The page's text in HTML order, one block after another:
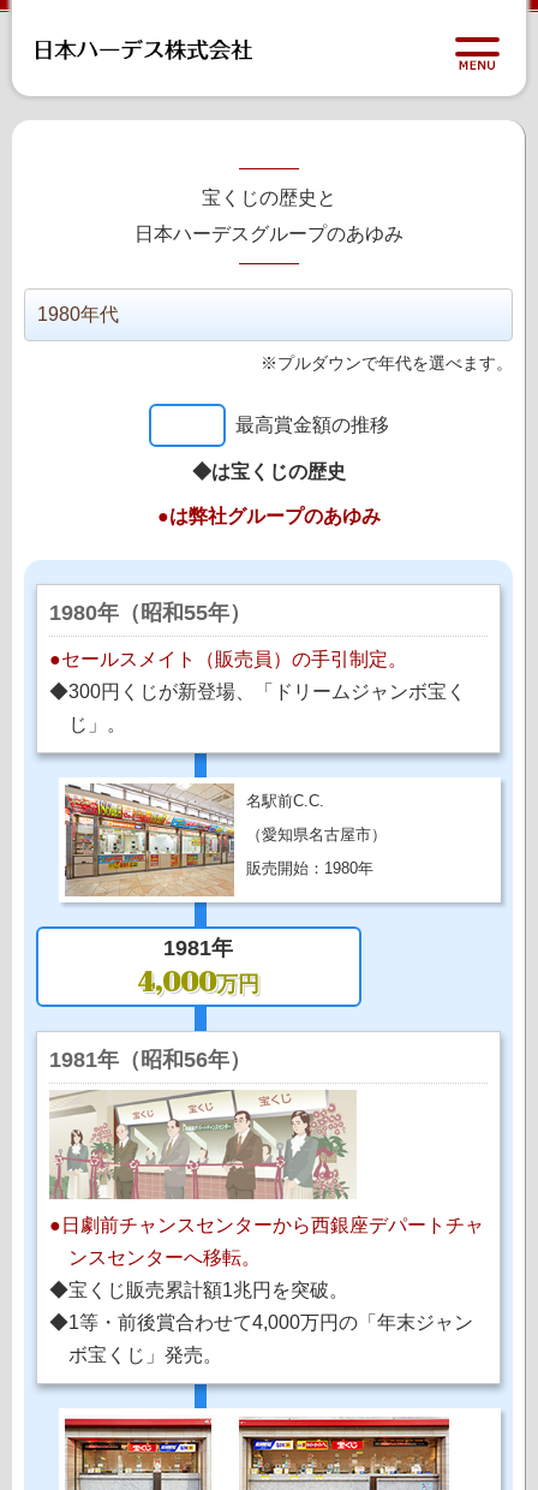
宝くじの歴史と
日本ハーデスグループのあゆみ
※プルダウンで年代を選べます。
最高賞金額の推移
◆は宝くじの歴史
●は弊社グループのあゆみ
1980年（昭和55年）
●セールスメイト（販売員）の手引制定。
◆300円くじが新登場、「ドリームジャンボ宝く
じ」。
名駅前C.C.
（愛知県名古屋市）
販売開始：1980年
1981年
4,000万円
1981年（昭和56年）
●日劇前チャンスセンターから西銀座デパートチャ
ンスセンターへ移転。
◆宝くじ販売累計額1兆円を突破。
◆1等・前後賞合わせて4,000万円の「年末ジャン
ボ宝くじ」発売。